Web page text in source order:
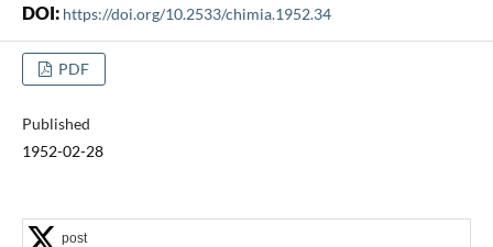
DOI: https://doi.org/10.2533/chimia.1952.34
PDF
Published
1952-02-28
post